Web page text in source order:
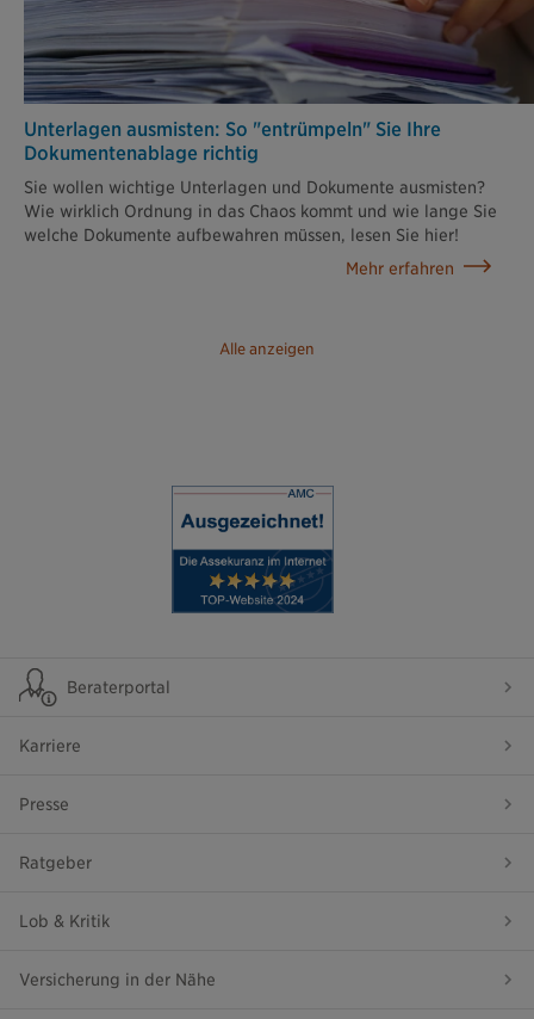
Alle anzeigen
Unterlagen ausmisten: So "entrümpeln" Sie Ihre
Dokumenten­ablage richtig
Sie wollen wichtige Unterlagen und Dokumente ausmisten?
Wie wirklich Ordnung in das Chaos kommt und wie lange Sie
welche Dokumente aufbewahren müssen, lesen Sie hier!
Mehr erfahren
Beraterportal
Karriere
Presse
Ratgeber
Lob & Kritik
Versicherung in der Nähe